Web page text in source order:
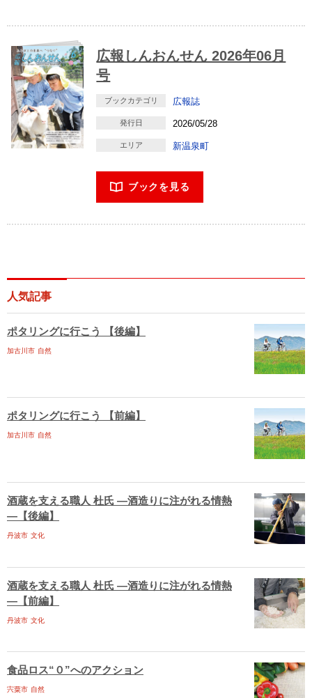
広報しんおんせん 2026年06月
号
ブックカテゴリ 広報誌
発行日 2026/05/28
エリア 新温泉町
ブックを見る
人気記事
ポタリングに行こう 【後編】
加古川市 自然
ポタリングに行こう 【前編】
加古川市 自然
酒蔵を支える職人 杜氏 ―酒造りに注がれる情熱
―【後編】
丹波市 文化
酒蔵を支える職人 杜氏 ―酒造りに注がれる情熱
―【前編】
丹波市 文化
食品ロス“０”へのアクション
宍粟市 自然